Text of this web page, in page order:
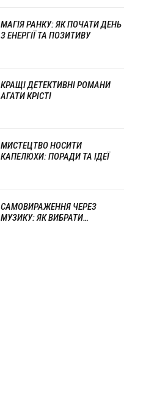
МАГІЯ РАНКУ: ЯК ПОЧАТИ ДЕНЬ
З ЕНЕРГІЇ ТА ПОЗИТИВУ
КРАЩІ ДЕТЕКТИВНІ РОМАНИ
АГАТИ КРІСТІ
МИСТЕЦТВО НОСИТИ
КАПЕЛЮХИ: ПОРАДИ ТА ІДЕЇ
САМОВИРАЖЕННЯ ЧЕРЕЗ
МУЗИКУ: ЯК ВИБРАТИ